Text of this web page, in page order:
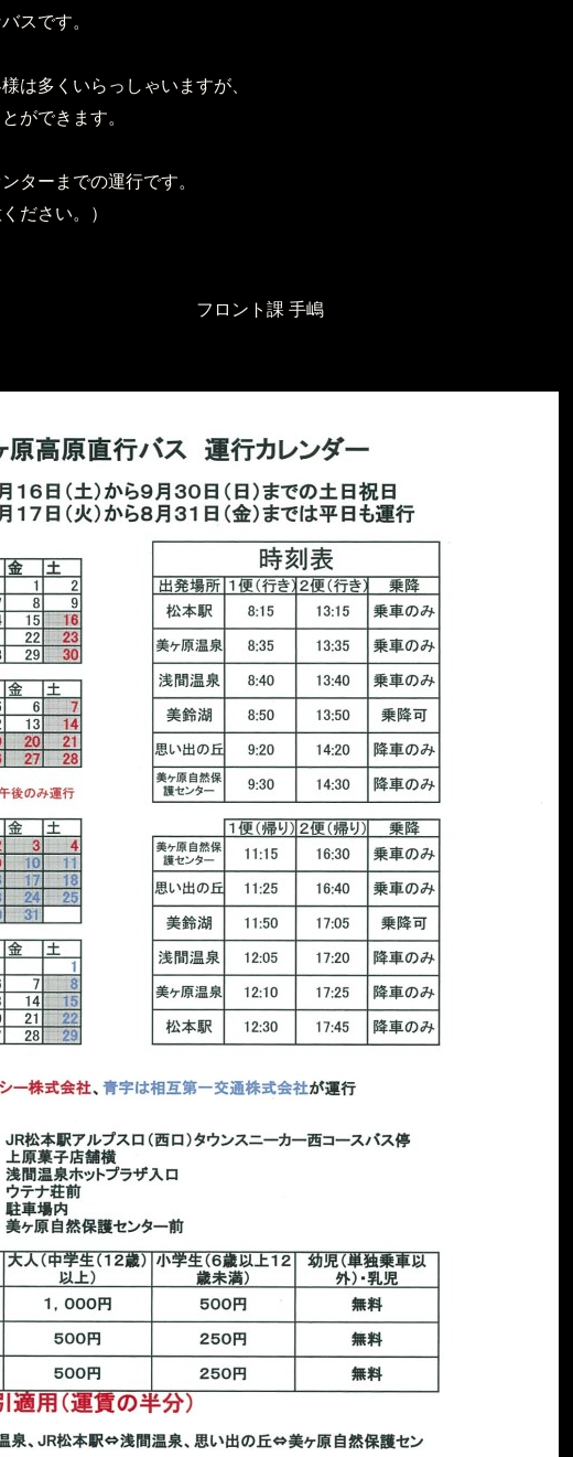
スです。
は多くいらっしゃいますが、
ができます。
ターまでの運行です。
ださい。）
課 手嶋